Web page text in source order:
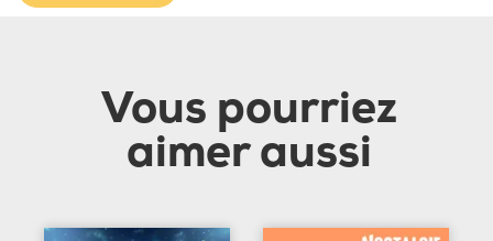
Vous pourriez
aimer aussi